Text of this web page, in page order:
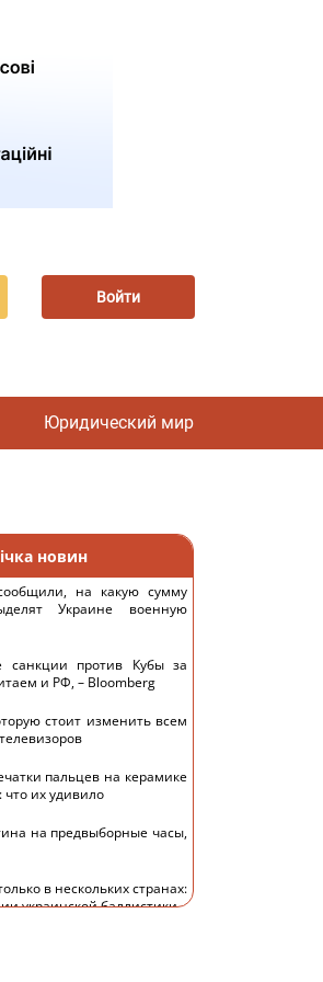
Войти
Юридический мир
новин
на какую сумму
Украине военную
против Кубы за
и РФ, – Bloomberg
стоит изменить всем
пальцев на керамике
что их удивило
на предвыборные часы,
в нескольких странах:
украинской баллистики